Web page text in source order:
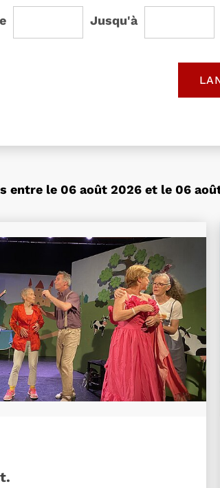
l'âge de Jusqu'àl'âge de
entre le 06 août 2026 et le 06
sur l'évènement André Le